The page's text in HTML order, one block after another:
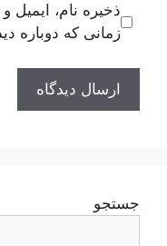
ذخیره نام،
زمانی که دوباره
جستجو